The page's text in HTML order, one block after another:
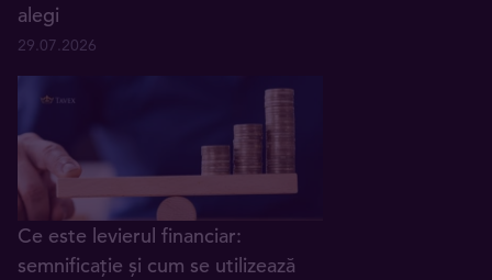
alegi
29.07.2026
Ce este levierul financiar:
semnificație și cum se utilizează